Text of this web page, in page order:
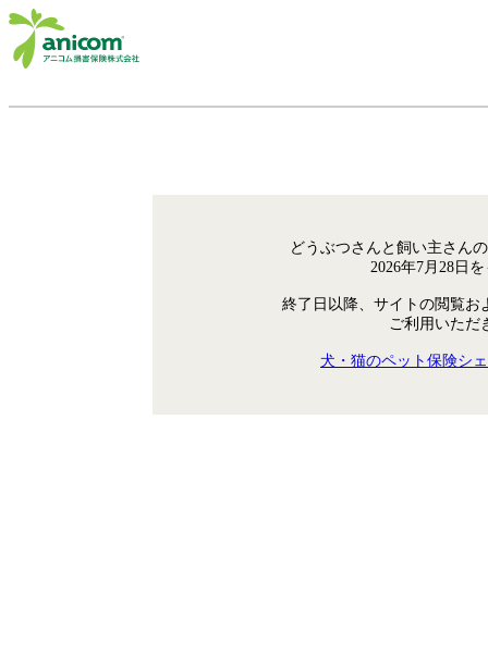
どうぶつさんと飼い主さん
2026年7月28日
終了日以降、サイトの閲覧お
ご利用いただ
犬・猫のペット保険シ